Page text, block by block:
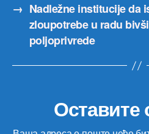
→ Nadležne institucije da
zloupotrebe u radu
poljoprivrede
Оставите